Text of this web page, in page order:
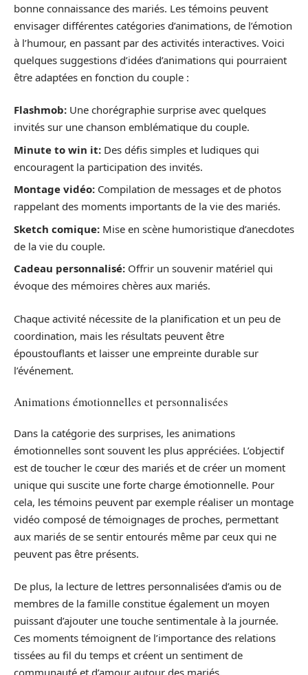
bonne connaissance des mariés. Les témoins peuvent
envisager différentes catégories d’animations, de l’émotion
à l’humour, en passant par des activités interactives. Voici
quelques suggestions d’idées d’animations qui pourraient
être adaptées en fonction du couple :
Flashmob: Une chorégraphie surprise avec quelques
invités sur une chanson emblématique du couple.
Minute to win it: Des défis simples et ludiques qui
encouragent la participation des invités.
Montage vidéo: Compilation de messages et de photos
rappelant des moments importants de la vie des mariés.
Sketch comique: Mise en scène humoristique d’anecdotes
de la vie du couple.
Cadeau personnalisé: Offrir un souvenir matériel qui
évoque des mémoires chères aux mariés.
Chaque activité nécessite de la planification et un peu de
coordination, mais les résultats peuvent être
époustouflants et laisser une empreinte durable sur
l’événement.
Animations émotionnelles et personnalisées
Dans la catégorie des surprises, les animations
émotionnelles sont souvent les plus appréciées. L’objectif
est de toucher le cœur des mariés et de créer un moment
unique qui suscite une forte charge émotionnelle. Pour
cela, les témoins peuvent par exemple réaliser un montage
vidéo composé de témoignages de proches, permettant
aux mariés de se sentir entourés même par ceux qui ne
peuvent pas être présents.
De plus, la lecture de lettres personnalisées d’amis ou de
membres de la famille constitue également un moyen
puissant d’ajouter une touche sentimentale à la journée.
Ces moments témoignent de l’importance des relations
tissées au fil du temps et créent un sentiment de
communauté et d’amour autour des mariés.